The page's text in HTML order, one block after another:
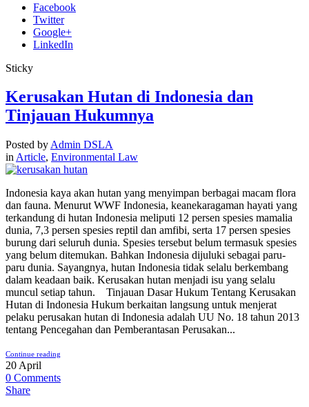
Facebook
Twitter
Google+
LinkedIn
Sticky
Kerusakan Hutan di Indonesia dan
Tinjauan Hukumnya
Posted by Admin DSLA
in Article, Environmental Law
Indonesia kaya akan hutan yang menyimpan berbagai macam flora
dan fauna. Menurut WWF Indonesia, keanekaragaman hayati yang
terkandung di hutan Indonesia meliputi 12 persen spesies mamalia
dunia, 7,3 persen spesies reptil dan amfibi, serta 17 persen spesies
burung dari seluruh dunia. Spesies tersebut belum termasuk spesies
yang belum ditemukan. Bahkan Indonesia dijuluki sebagai paru-
paru dunia. Sayangnya, hutan Indonesia tidak selalu berkembang
dalam keadaan baik. Kerusakan hutan menjadi isu yang selalu
muncul setiap tahun. Tinjauan Dasar Hukum Tentang Kerusakan
Hutan di Indonesia Hukum berkaitan langsung untuk menjerat
pelaku perusakan hutan di Indonesia adalah UU No. 18 tahun 2013
tentang Pencegahan dan Pemberantasan Perusakan...
Continue reading
20 April
0 Comments
Share